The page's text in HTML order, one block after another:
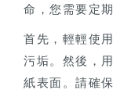
命，您需要定
首先，輕輕使
污垢。然後，
紙表面。請確